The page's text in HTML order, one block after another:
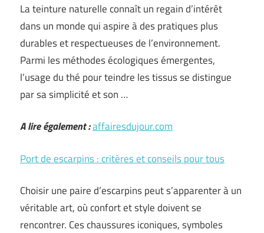
La teinture naturelle connaît un regain d’intérêt
dans un monde qui aspire à des pratiques plus
durables et respectueuses de l’environnement.
Parmi les méthodes écologiques émergentes,
l’usage du thé pour teindre les tissus se distingue
par sa simplicité et son …
A lire également :affairesdujour.com
Port de escarpins : critères et conseils pour tous
Choisir une paire d’escarpins peut s’apparenter à un
véritable art, où confort et style doivent se
rencontrer. Ces chaussures iconiques, symboles